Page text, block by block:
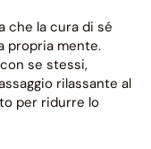
che la cura di sé
propria mente.
se stessi,
rilassante al
per ridurre lo